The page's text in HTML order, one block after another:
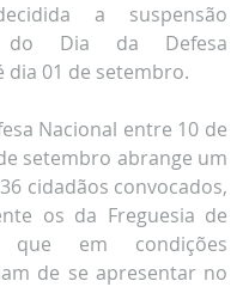
a suspensão
do Dia da Defesa
dia 01 de setembro.
Nacional entre 10 de
setembro abrange um
cidadãos convocados,
os da Freguesia de
que em condições
de se apresentar no